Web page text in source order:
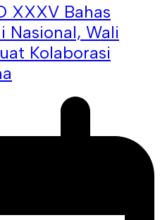
XXXV Bahas
Nasional, Wali
Kolaborasi